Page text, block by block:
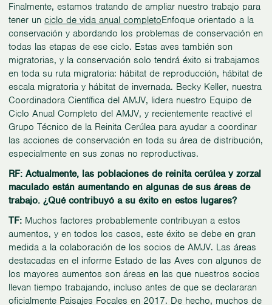
Finalmente, estamos tratando de ampliar nuestro trabajo para
tener unciclo de vida anual completoEnfoque orientado a la
conservación y abordando los problemas de conservación en
todas las etapas de ese ciclo. Estas aves también son
migratorias, y la conservación solo tendrá éxito si trabajamos
en toda su ruta migratoria: hábitat de reproducción, hábitat de
escala migratoria y hábitat de invernada. Becky Keller, nuestra
Coordinadora Científica del AMJV, lidera nuestro Equipo de
Ciclo Anual Completo del AMJV, y recientemente reactivé el
Grupo Técnico de la Reinita Cerúlea para ayudar a coordinar
las acciones de conservación en toda su área de distribución,
especialmente en sus zonas no reproductivas.
RF: Actualmente, las poblaciones de reinita cerúlea y zorzal
maculado están aumentando en algunas de sus áreas de
trabajo. ¿Qué contribuyó a su éxito en estos lugares?
TF: Muchos factores probablemente contribuyan a estos
aumentos, y en todos los casos, este éxito se debe en gran
medida a la colaboración de los socios de AMJV. Las áreas
destacadas en el informe Estado de las Aves con algunos de
los mayores aumentos son áreas en las que nuestros socios
llevan tiempo trabajando, incluso antes de que se declararan
oficialmente Paisajes Focales en 2017. De hecho, muchos de